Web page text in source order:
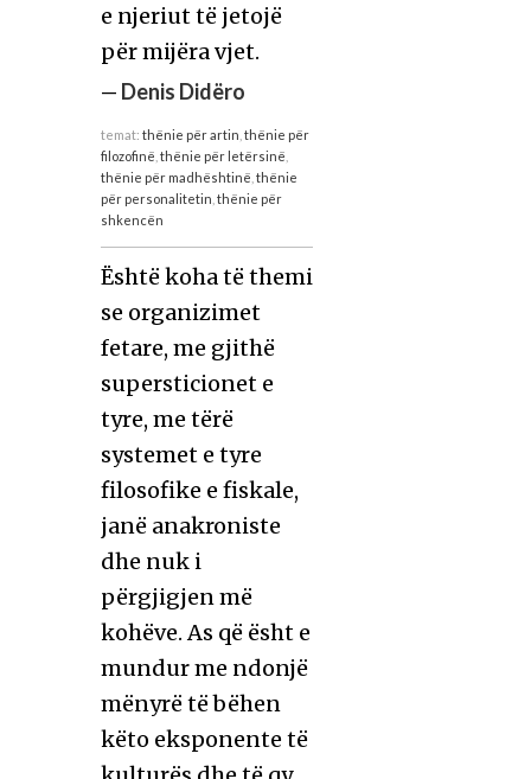
e njeriut të jetojë
për mijëra vjet.
— Denis Didëro
temat: thënie për artin thënie për
filozofinë thënie për letërsinë
thënie për madhështinë thënie
për personalitetin thënie për
shkencën
Është koha të themi
se organizimet
fetare, me gjithë
supersticionet e
tyre, me tërë
systemet e tyre
filosofike e fiskale,
janë anakroniste
dhe nuk i
përgjigjen më
kohëve. As që ësht e
mundur me ndonjë
mënyrë të bëhen
këto eksponente të